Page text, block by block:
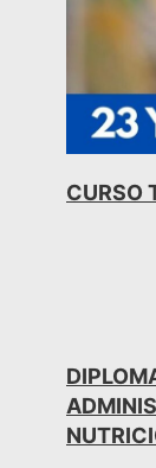
CURSO